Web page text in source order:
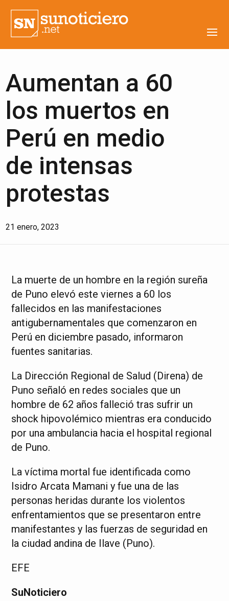
Aumentan a 60
los muertos en
Perú en medio
de intensas
protestas
21 enero, 2023
La muerte de un hombre en la región sureña
de Puno elevó este viernes a 60 los
fallecidos en las manifestaciones
antigubernamentales que comenzaron en
Perú en diciembre pasado, informaron
fuentes sanitarias.
La Dirección Regional de Salud (Direna) de
Puno señaló en redes sociales que un
hombre de 62 años falleció tras sufrir un
shock hipovolémico mientras era conducido
por una ambulancia hacia el hospital regional
de Puno.
La víctima mortal fue identificada como
Isidro Arcata Mamani y fue una de las
personas heridas durante los violentos
enfrentamientos que se presentaron entre
manifestantes y las fuerzas de seguridad en
la ciudad andina de Ilave (Puno).
EFE
SuNoticiero